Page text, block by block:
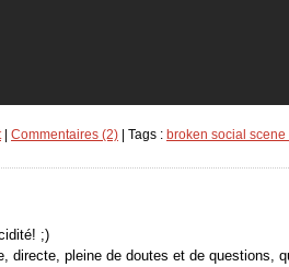
| Commentaires (2) | Tags : broken social scene
;)
directe, pleine de doutes et de questions,